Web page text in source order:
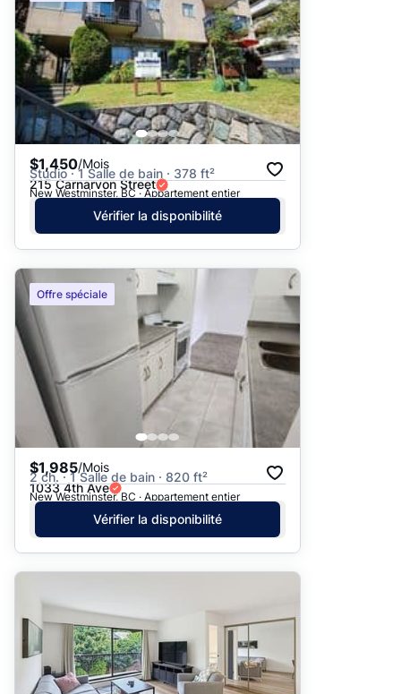
$1,450/Mois
Studio · 1 Salle de bain · 378 ft²
215 Carnarvon Street
New Westminster, BC · Appartement entier
Vérifier la disponibilité
Offre spéciale
$1,985/Mois
2 ch. · 1 Salle de bain · 820 ft²
1033 4th Ave
New Westminster, BC · Appartement entier
Vérifier la disponibilité